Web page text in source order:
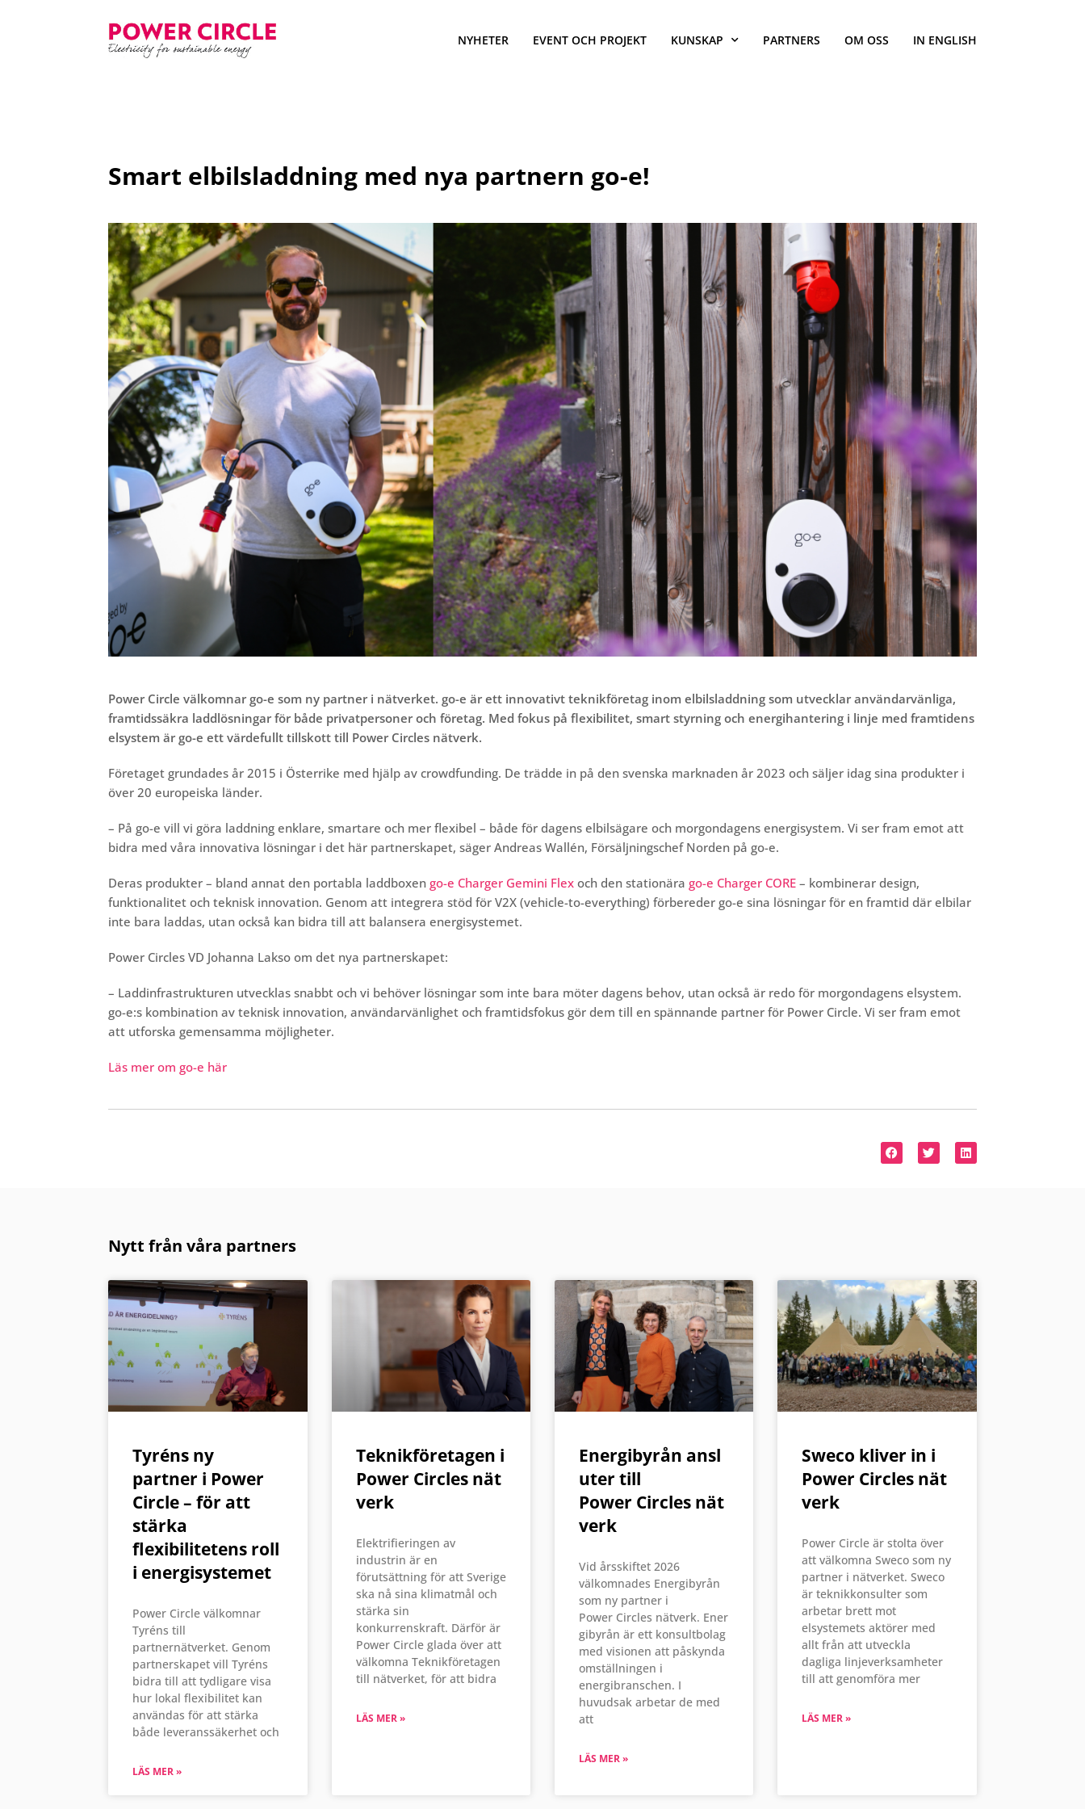
NYHETER EVENT OCH PROJEKT KUNSKAP PARTNERS OM OSS IN ENGLISH
Smart elbilsladdning med nya partnern go-e!
Power Circle välkomnar go-e som ny partner i nätverket. go-e är ett innovativt teknikföretag inom elbilsladdning som utvecklar användarvänliga,
framtidssäkra laddlösningar för både privatpersoner och företag. Med fokus på flexibilitet, smart styrning och energihantering i linje med framtidens
elsystem är go-e ett värdefullt tillskott till Power Circles nätverk.
Företaget grundades år 2015 i Österrike med hjälp av crowdfunding. De trädde in på den svenska marknaden år 2023 och säljer idag sina produkter i
över 20 europeiska länder.
– På go-e vill vi göra laddning enklare, smartare och mer flexibel – både för dagens elbilsägare och morgondagens energisystem. Vi ser fram emot att
bidra med våra innovativa lösningar i det här partnerskapet, säger Andreas Wallén, Försäljningschef Norden på go-e.
Deras produkter – bland annat den portabla laddboxengo-e Charger Gemini Flex och den stationärago-e Charger CORE – kombinerar design,
funktionalitet och teknisk innovation. Genom att integrera stöd för V2X (vehicle-to-everything) förbereder go-e sina lösningar för en framtid där elbilar
inte bara laddas, utan också kan bidra till att balansera energisystemet.
Power Circles VD Johanna Lakso om det nya partnerskapet:
– Laddinfrastrukturen utvecklas snabbt och vi behöver lösningar som inte bara möter dagens behov, utan också är redo för morgondagens elsystem.
go-e:s kombination av teknisk innovation, användarvänlighet och framtidsfokus gör dem till en spännande partner för Power Circle. Vi ser fram emot
att utforska gemensamma möjligheter.
Läs mer om go-e här
Nytt från våra partners
Tyréns ny
partner i Power
Circle – för att
stärka
flexibilitetens roll
i energisystemet
Power Circle välkomnar
Tyréns till
partnernätverket. Genom
partnerskapet vill Tyréns
bidra till att tydligare visa
hur lokal flexibilitet kan
användas för att stärka
både leveranssäkerhet och
LÄS MER »
Teknikföretagen i
Power Circles nät
verk
Elektrifieringen av
industrin är en
förutsättning för att Sverige
ska nå sina klimatmål och
stärka sin
konkurrenskraft. Därför är
Power Circle glada över att
välkomna Teknikföretagen
till nätverket, för att bidra
LÄS MER »
Energibyrån ansl
uter till
Power Circles nät
verk
Vid årsskiftet 2026
välkomnades Energibyrån
som ny partner i
Power Circles nätverk. Ener
gibyrån är ett konsultbolag
med visionen att påskynda
omställningen i
energibranschen. I
huvudsak arbetar de med
att
LÄS MER »
Sweco kliver in i
Power Circles nät
verk
Power Circle är stolta över
att välkomna Sweco som ny
partner i nätverket. Sweco
är teknikkonsulter som
arbetar brett mot
elsystemets aktörer med
allt från att utveckla
dagliga linjeverksamheter
till att genomföra mer
LÄS MER »